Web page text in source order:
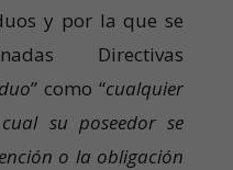
y por la que se
Directivas
” como “cualquier
su poseedor se
o la obligación